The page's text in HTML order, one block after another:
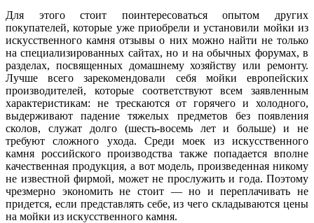
Для этого стоит поинтересоваться опытом других
покупателей, которые уже приобрели и установили мойки из
искусственного камня отзывы о них можно найти не только
на специализированных сайтах, но и на обычных форумах, в
разделах, посвященных домашнему хозяйству или ремонту.
Лучше всего зарекомендовали себя мойки европейских
производителей, которые соответствуют всем заявленным
характеристикам: не трескаются от горячего и холодного,
выдерживают падение тяжелых предметов без появления
сколов, служат долго (шесть-восемь лет и больше) и не
требуют сложного ухода. Среди моек из искусственного
камня российского производства также попадается вполне
качественная продукция, а вот модель, произведенная никому
не известной фирмой, может не прослужить и года. Поэтому
чрезмерно экономить не стоит — но и переплачивать не
придется, если представлять себе, из чего складываются цены
на мойки из искусственного камня.